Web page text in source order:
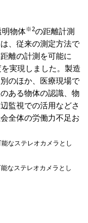
物体※2の距離計測
、従来の測定方法で
離の計測を可能に
実現しました。製造
のほか、医療現場で
ある物体の認識、物
監視での活用などさ
全体の労働力不足お
なステレオカメラとし
なステレオカメラとし